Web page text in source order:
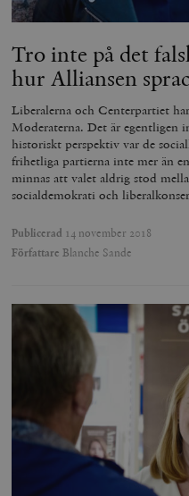
Tro inte på det
hur Alliansen
Liberalerna och Centerpartiet
Moderaterna. Det är egentligen
historiskt perspektiv var de
frihetliga partierna inte mer än
minnas att valet aldrig stod
socialdemokrati och
Publicerad 14 november 2018
Författare Blanche Sande